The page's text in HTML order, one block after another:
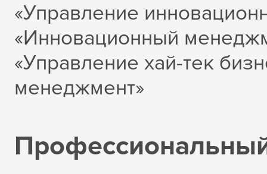
«Управление
«Инновационный
«Управление хай-тек
менеджмент»